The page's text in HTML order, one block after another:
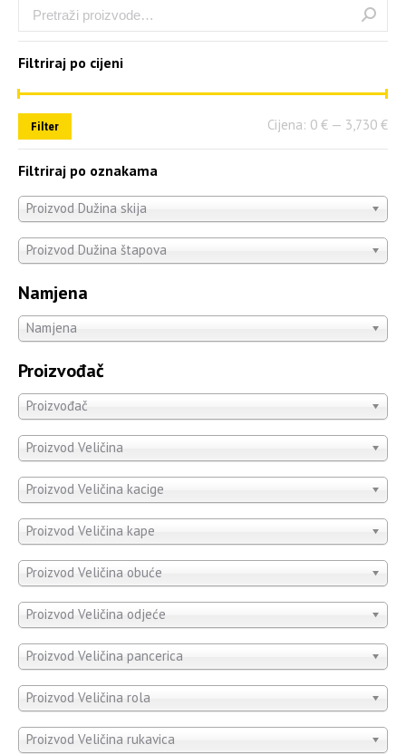
Filtriraj po cijeni
Filter Cijena: 0 € — 3,730 €
Filtriraj po oznakama
Proizvod Dužina skija
Proizvod Dužina štapova
Namjena
Namjena
Proizvođač
Proizvođač
Proizvod Veličina
Proizvod Veličina kacige
Proizvod Veličina kape
Proizvod Veličina obuće
Proizvod Veličina odjeće
Proizvod Veličina pancerica
Proizvod Veličina rola
Proizvod Veličina rukavica